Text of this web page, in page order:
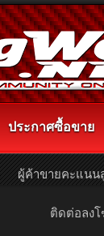
ติดต่อลง
ประกาศซื้อขาย
ผู้ค้าขายคะแนน